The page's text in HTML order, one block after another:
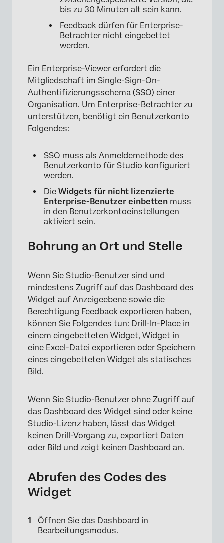
bis zu 30 Minuten alt sein kann.
Feedback dürfen für Enterprise-
Betrachter nicht eingebettet
werden.
Ein Enterprise-Viewer erfordert die
Mitgliedschaft im Single-Sign-On-
Authentifizierungsschema (SSO) einer
Organisation. Um Enterprise-Betrachter zu
unterstützen, benötigt ein Benutzerkonto
Folgendes:
SSO muss als Anmeldemethode des
Benutzerkonto für Studio konfiguriert
werden.
Die Widgets für nicht lizenzierte
Enterprise-Benutzer einbetten muss
in den Benutzerkontoeinstellungen
aktiviert sein.
Bohrung an Ort und Stelle
Wenn Sie Studio-Benutzer sind und
mindestens Zugriff auf das Dashboard des
Widget auf Anzeigeebene sowie die
Berechtigung Feedback exportieren haben,
können Sie Folgendes tun: Drill-In-Place in
einem eingebetteten Widget, Widget in
eine Excel-Datei exportieren oder Speichern
eines eingebetteten Widget als statisches
Bild.
Wenn Sie Studio-Benutzer ohne Zugriff auf
das Dashboard des Widget sind oder keine
Studio-Lizenz haben, lässt das Widget
keinen Drill-Vorgang zu, exportiert Daten
oder Bild und zeigt keinen Dashboard an.
Abrufen des Codes des
Widget
Öffnen Sie das Dashboard in
Bearbeitungsmodus.